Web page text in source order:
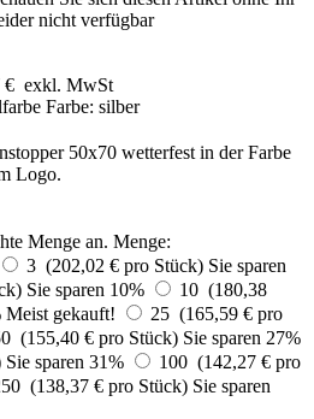
nicht verfügbar
€ exkl. MwSt
Farbe: silber
Menge an. Menge:
3 (202,02 € pro Stück) Sie sparen
Sie sparen 10%
10 (180,38
Meist gekauft!
25 (165,59 € pro
(155,40 € pro Stück) Sie sparen 27%
Sie sparen 31%
100 (142,27 € pro
(138,37 € pro Stück) Sie sparen